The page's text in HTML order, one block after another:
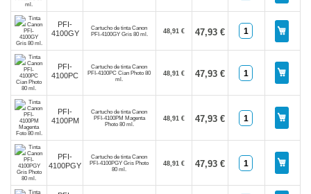
PFI-
4100GY
Cartucho de tinta Canon
PFI-4100GY Gris 80 ml.
48,91 € 47,93 €
PFI-
4100PC
Cartucho de tinta Canon
PFI-4100PC Cian Photo 80
ml.
48,91 € 47,93 €
PFI-
4100PM
Cartucho de tinta Canon
PFI-4100PM Magenta
Photo 80 ml.
48,91 € 47,93 €
PFI-
4100PGY
Cartucho de tinta Canon
PFI-4100PGY Gris Photo
80 ml.
48,91 € 47,93 €